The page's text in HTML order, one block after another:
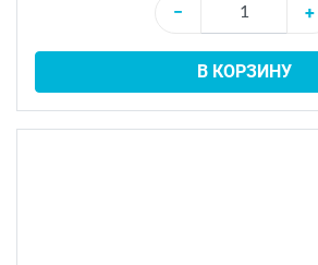
−
+
В КОРЗИНУ